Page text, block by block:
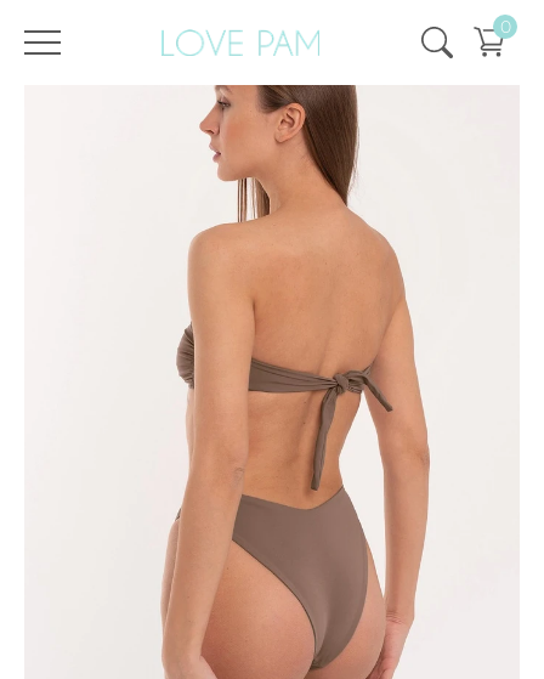
0
Все купальники,Раздельные Монро , Плавки, Плавки Монро Какао